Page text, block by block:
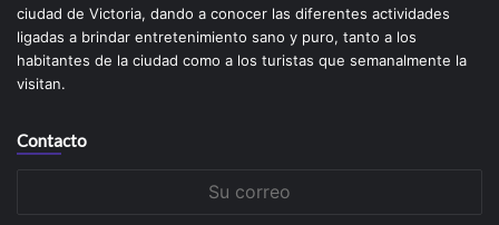
ciudad de Victoria, dando a conocer las diferentes actividades
ligadas a brindar entretenimiento sano y puro, tanto a los
habitantes de la ciudad como a los turistas que semanalmente la
visitan.
Contacto